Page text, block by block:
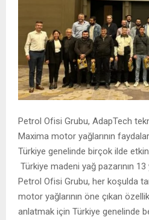
Petrol Ofisi Grubu, AdapTech
Maxima motor yağlarının
Türkiye genelinde birçok ilde
Türkiye madeni yağ pazarının
Petrol Ofisi Grubu, her koşulda
motor yağlarının öne çıkan
anlatmak için Türkiye genelinde